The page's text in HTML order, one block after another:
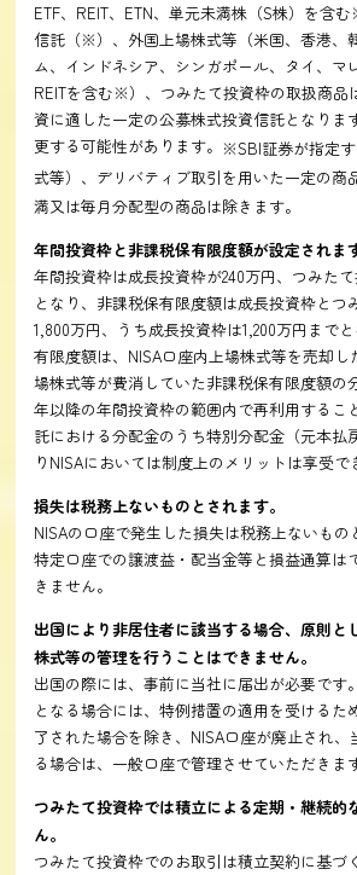
ETF、REIT、ETN、単元未満株（S株）を含
信託（※）、外国上場株式等（米国、香港、
ム、インドネシア、シンガポール、タイ、マ
REITを含む※）、つみたて投資枠の取扱商品
資に適した一定の公募株式投資信託となりま
更する可能性があります。 ※SBI証券が指定
式等）、デリバティブ取引を用いた一定の商
満又は毎月分配型の商品は除きます。
年間投資枠と非課税保有限度額が設定されま
年間投資枠は成長投資枠が240万円、つみた
となり、非課税保有限度額は成長投資枠とつ
1,800万円、うち成長投資枠は1,200万円まで
有限度額は、NISA口座内上場株式等を売却し
場株式等が費消していた非課税保有限度額の
年以降の年間投資枠の範囲内で再利用するこ
託における分配金のうち特別分配金（元本払
りNISAにおいては制度上のメリットは享受で
損失は税務上ないものとされます。
NISAの口座で発生した損失は税務上ないも
特定口座での譲渡益・配当金等と損益通算は
きません。
出国により非居住者に該当する場合、原則と
株式等の管理を行うことはできません。
出国の際には、事前に当社に届出が必要です
となる場合には、特例措置の適用を受けるた
了された場合を除き、NISA口座が廃止され、
る場合は、一般口座で管理させていただきま
つみたて投資枠では積立による定期・継続的
ん。
つみたて投資枠でのお取引は積立契約に基づ